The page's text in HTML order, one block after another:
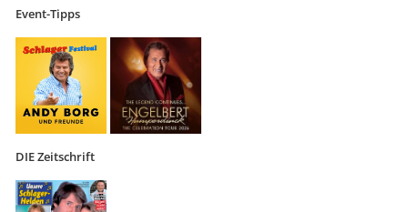
Event-Tipps
DIE Zeitschrift